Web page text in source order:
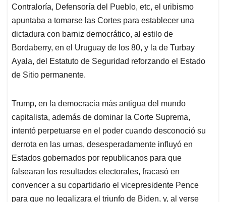
Contraloría, Defensoría del Pueblo, etc, el uribismo
apuntaba a tomarse las Cortes para establecer una
dictadura con barniz democrático, al estilo de
Bordaberry, en el Uruguay de los 80, y la de Turbay
Ayala, del Estatuto de Seguridad reforzando el Estado
de Sitio permanente.
Trump, en la democracia más antigua del mundo
capitalista, además de dominar la Corte Suprema,
intentó perpetuarse en el poder cuando desconoció su
derrota en las urnas, desesperadamente influyó en
Estados gobernados por republicanos para que
falsearan los resultados electorales, fracasó en
convencer a su copartidario el vicepresidente Pence
para que no legalizara el triunfo de Biden, y, al verse